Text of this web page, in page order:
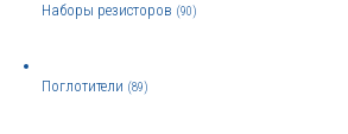
Наборы резисторов (90)
Поглотители (89)